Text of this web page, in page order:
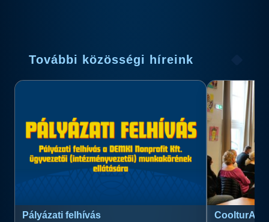
További közösségi híreink
Pályázati felhívás